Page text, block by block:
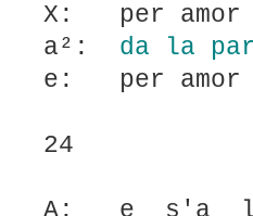
X: per
a²: da la
e: per
24